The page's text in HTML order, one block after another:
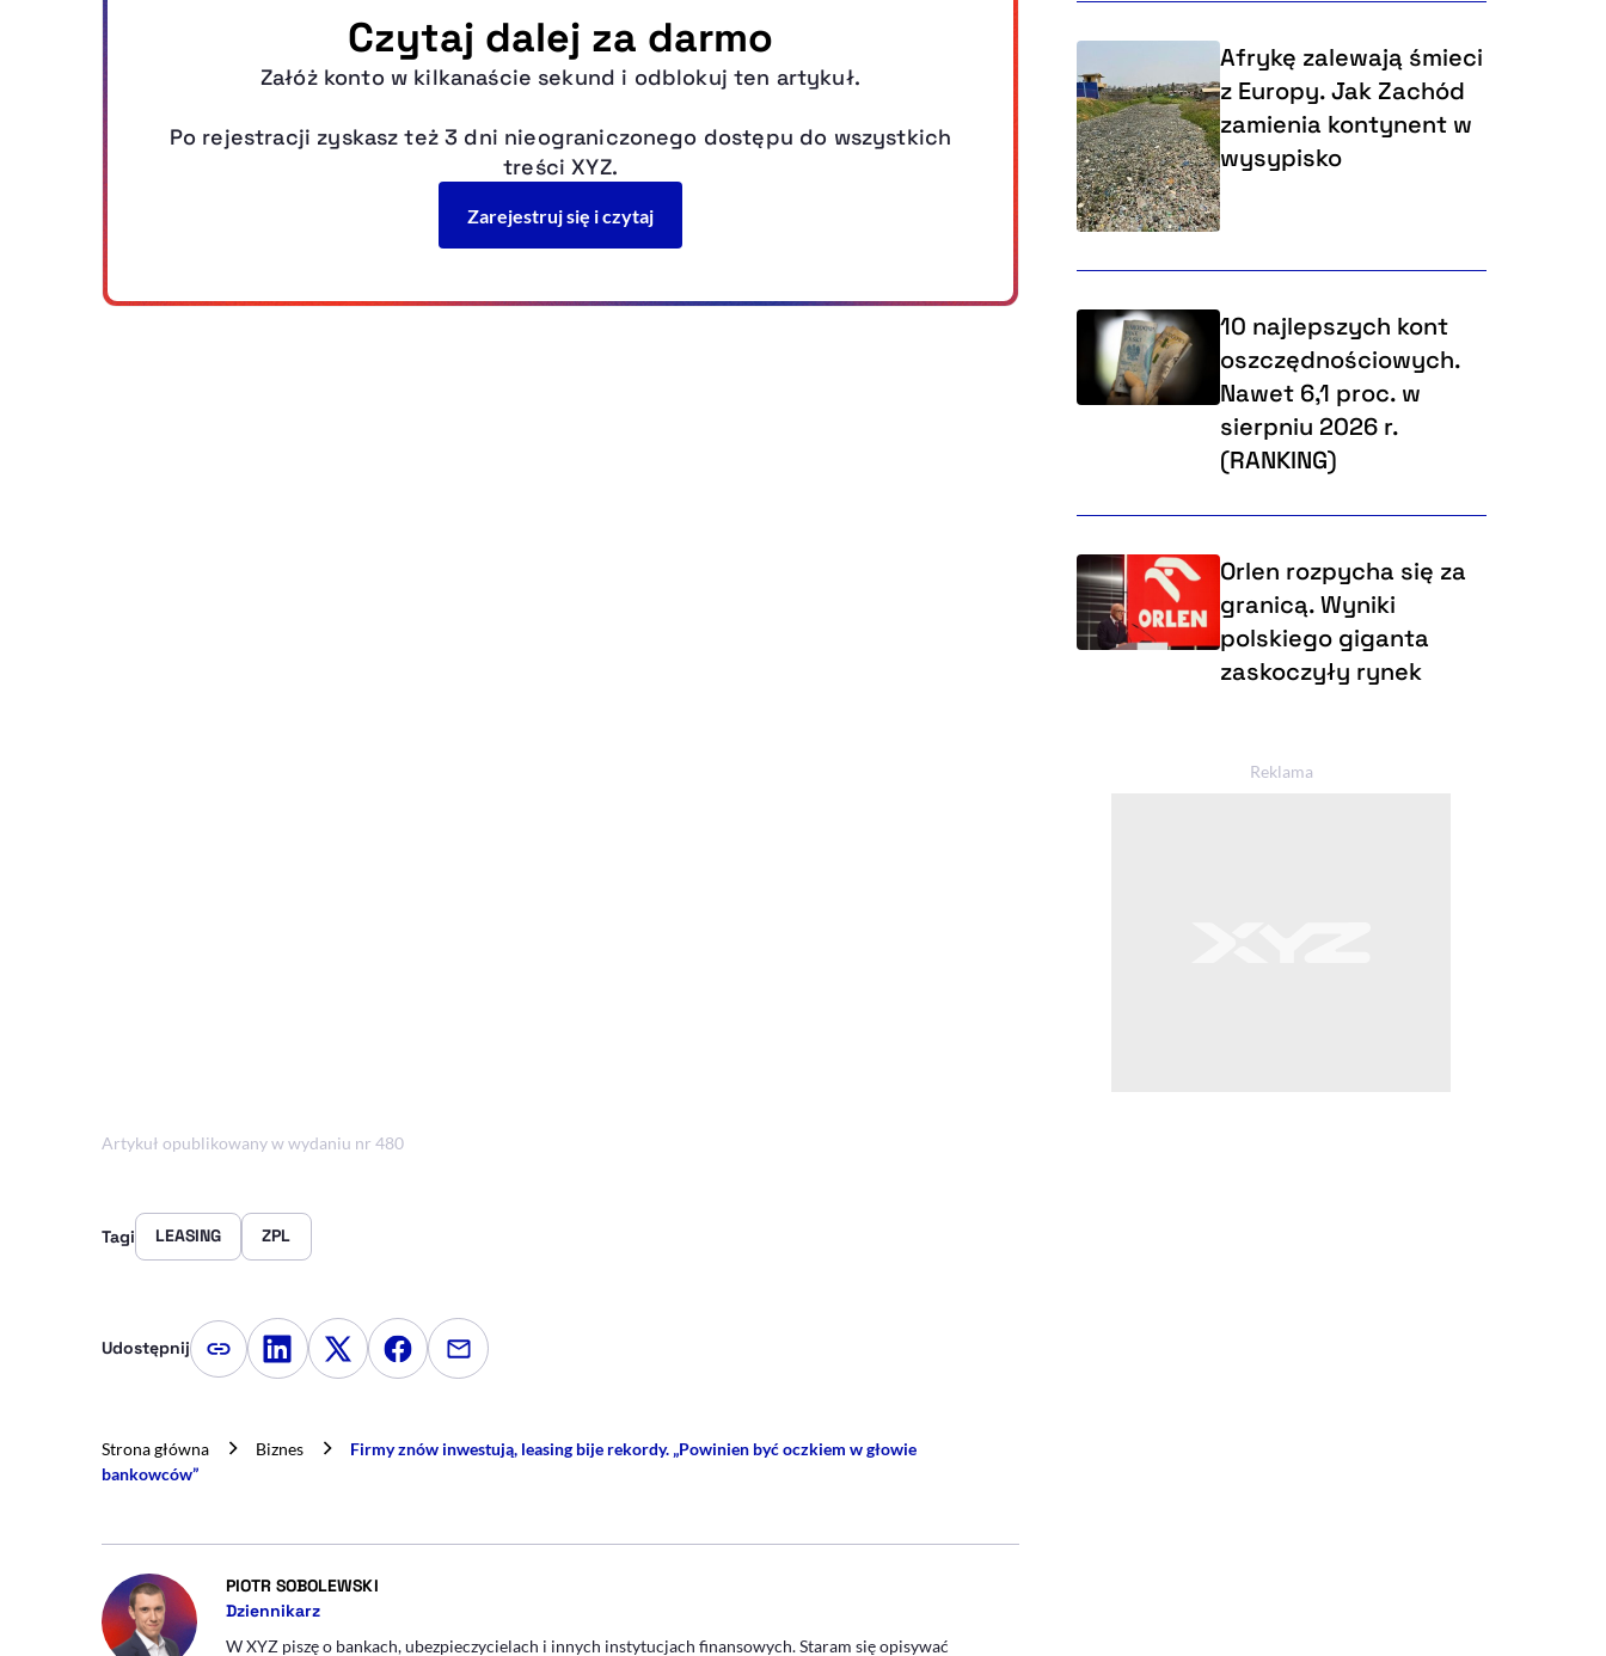
Afrykę zalewają śmieci
z Europy. Jak Zachód
zamienia kontynent w
wysypisko
10 najlepszych kont
oszczędnościowych.
Nawet 6,1 proc. w
sierpniu 2026 r.
(RANKING)
Orlen rozpycha się za
granicą. Wyniki
polskiego giganta
zaskoczyły rynek
Artykuł opublikowany w wydaniu nr 480
Tagi LEASING ZPL
Udostępnij Kopiuj link artykułu
Udostępnij na LinkedIn
Udostępnij na Twitterze
Udostępnij na Facebooku
Udostępnij przez e-mail
Strona główna Biznes
Firmy znów inwestują, leasing bije rekordy. „Powinien być oczkiem w głowie
bankowców”
PIOTR SOBOLEWSKI- AUTOR ARTYKUŁU - PROFIL
Dziennikarz
W XYZ piszę o bankach, ubezpieczycielach i innych instytucjach finansowych. Staram się opisywać